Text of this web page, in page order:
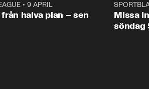
1:03
• 9 APRIL
halva plan – sen
Missa
söndag